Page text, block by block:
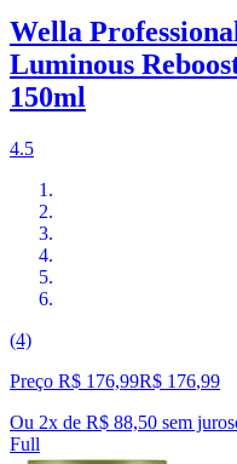
Wella
Luminous
150ml
4.5
(4)
Preço R$ 176,99R$ 176,99
Ou 2x de R$ 88,50 sem juros
Full